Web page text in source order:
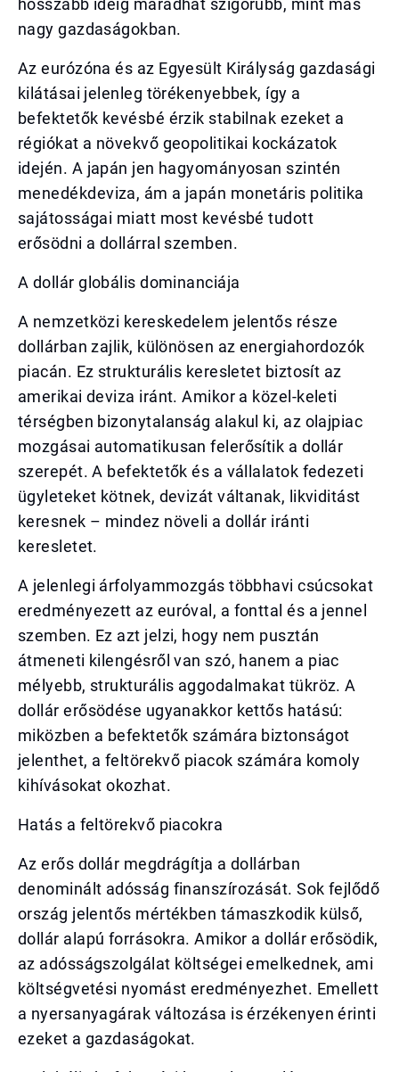
hosszabb ideig maradhat szigorúbb, mint más
nagy gazdaságokban.
Az eurózóna és az Egyesült Királyság gazdasági
kilátásai jelenleg törékenyebbek, így a
befektetők kevésbé érzik stabilnak ezeket a
régiókat a növekvő geopolitikai kockázatok
idején. A japán jen hagyományosan szintén
menedékdeviza, ám a japán monetáris politika
sajátosságai miatt most kevésbé tudott
erősödni a dollárral szemben.
A dollár globális dominanciája
A nemzetközi kereskedelem jelentős része
dollárban zajlik, különösen az energiahordozók
piacán. Ez strukturális keresletet biztosít az
amerikai deviza iránt. Amikor a közel-keleti
térségben bizonytalanság alakul ki, az olajpiac
mozgásai automatikusan felerősítik a dollár
szerepét. A befektetők és a vállalatok fedezeti
ügyleteket kötnek, devizát váltanak, likviditást
keresnek – mindez növeli a dollár iránti
keresletet.
A jelenlegi árfolyammozgás többhavi csúcsokat
eredményezett az euróval, a fonttal és a jennel
szemben. Ez azt jelzi, hogy nem pusztán
átmeneti kilengésről van szó, hanem a piac
mélyebb, strukturális aggodalmakat tükröz. A
dollár erősödése ugyanakkor kettős hatású:
miközben a befektetők számára biztonságot
jelenthet, a feltörekvő piacok számára komoly
kihívásokat okozhat.
Hatás a feltörekvő piacokra
Az erős dollár megdrágítja a dollárban
denominált adósság finanszírozását. Sok fejlődő
ország jelentős mértékben támaszkodik külső,
dollár alapú forrásokra. Amikor a dollár erősödik,
az adósságszolgálat költségei emelkednek, ami
költségvetési nyomást eredményezhet. Emellett
a nyersanyagárak változása is érzékenyen érinti
ezeket a gazdaságokat.